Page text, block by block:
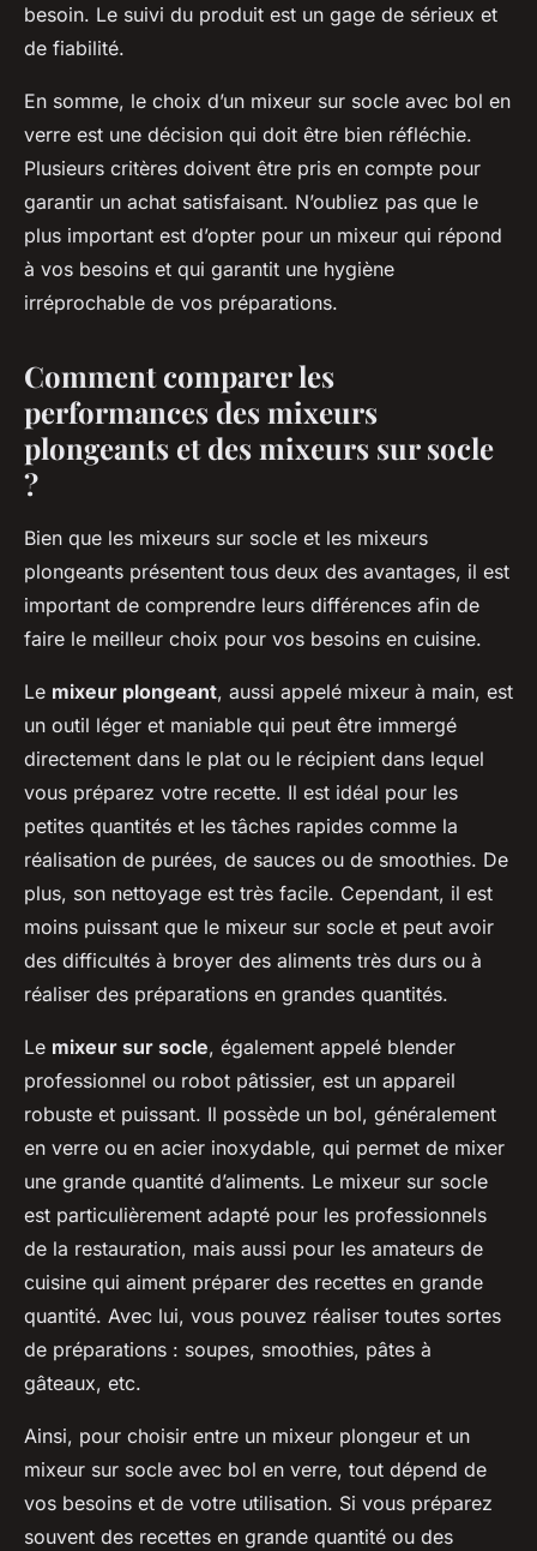
besoin. Le suivi du produit est un gage de sérieux et
de fiabilité.
En somme, le choix d’un mixeur sur socle avec bol en
verre est une décision qui doit être bien réfléchie.
Plusieurs critères doivent être pris en compte pour
garantir un achat satisfaisant. N’oubliez pas que le
plus important est d’opter pour un mixeur qui répond
à vos besoins et qui garantit une hygiène
irréprochable de vos préparations.
Comment comparer les
performances des mixeurs
plongeants et des mixeurs sur socle
?
Bien que les mixeurs sur socle et les mixeurs
plongeants présentent tous deux des avantages, il est
important de comprendre leurs différences afin de
faire le meilleur choix pour vos besoins en cuisine.
Le mixeur plongeant, aussi appelé mixeur à main, est
un outil léger et maniable qui peut être immergé
directement dans le plat ou le récipient dans lequel
vous préparez votre recette. Il est idéal pour les
petites quantités et les tâches rapides comme la
réalisation de purées, de sauces ou de smoothies. De
plus, son nettoyage est très facile. Cependant, il est
moins puissant que le mixeur sur socle et peut avoir
des difficultés à broyer des aliments très durs ou à
réaliser des préparations en grandes quantités.
Le mixeur sur socle, également appelé blender
professionnel ou robot pâtissier, est un appareil
robuste et puissant. Il possède un bol, généralement
en verre ou en acier inoxydable, qui permet de mixer
une grande quantité d’aliments. Le mixeur sur socle
est particulièrement adapté pour les professionnels
de la restauration, mais aussi pour les amateurs de
cuisine qui aiment préparer des recettes en grande
quantité. Avec lui, vous pouvez réaliser toutes sortes
de préparations : soupes, smoothies, pâtes à
gâteaux, etc.
Ainsi, pour choisir entre un mixeur plongeur et un
mixeur sur socle avec bol en verre, tout dépend de
vos besoins et de votre utilisation. Si vous préparez
souvent des recettes en grande quantité ou des